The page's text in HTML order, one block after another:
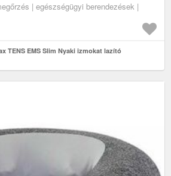
| egészségügyi berendezések |
TENS EMS Slim Nyaki izmokat lazító